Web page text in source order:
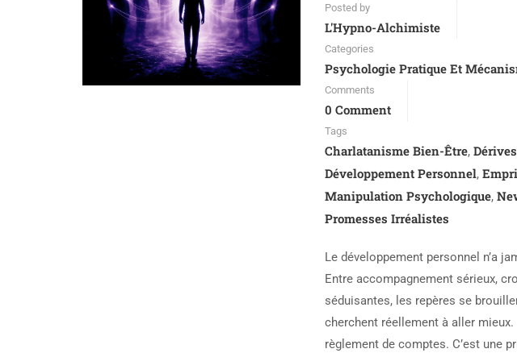
Posted by
L'Hypno-Alchimiste
Categories
Psychologie Pratique Et
Comments
0 Comment
Tags
Charlatanisme Bien-Être,
Développement Personnel,
Manipulation Psychologique,
Promesses Irréalistes
Le développement personnel n’a
Entre accompagnement sérieux,
séduisantes, les repères se
cherchent réellement à aller
règlement de comptes. C’est une